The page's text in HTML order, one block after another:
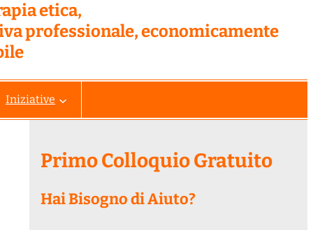
etica,
professionale, economicamente
Iniziative
Primo Colloquio Gratuito
Hai Bisogno di Aiuto?